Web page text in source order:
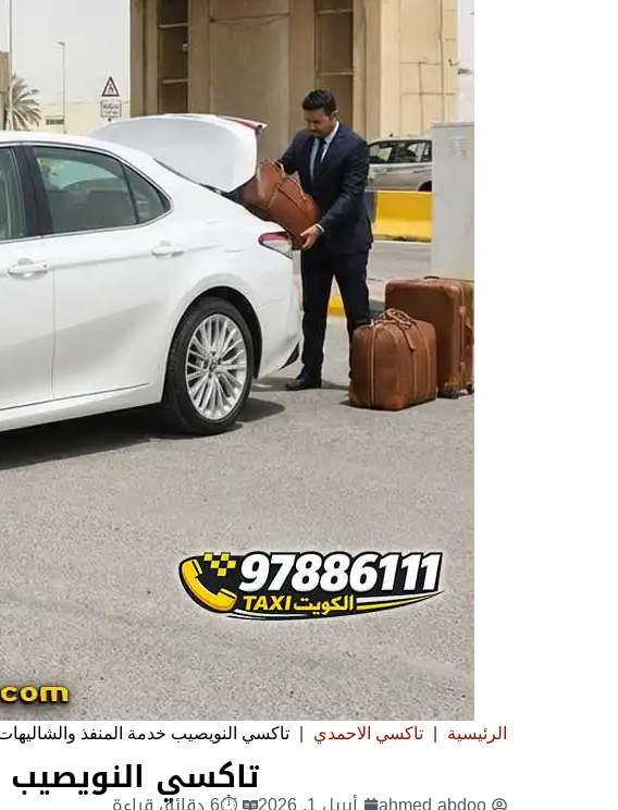
الرئيسية تاكسي الاحمدي تاكسي النويصيب خدمة المنفذ
تاكسي النويصيب